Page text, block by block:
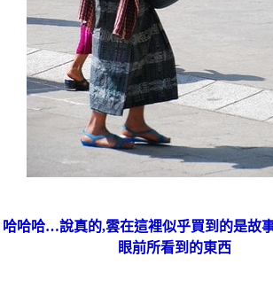
哈哈哈…說真的,雲在這裡似乎買到的是故
眼前所看到的東西